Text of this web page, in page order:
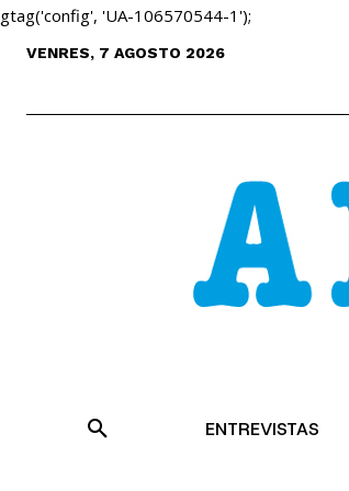
gtag('config', 'UA-106570544-1');
VENRES, 7 AGOSTO 2026
ENTREVISTAS